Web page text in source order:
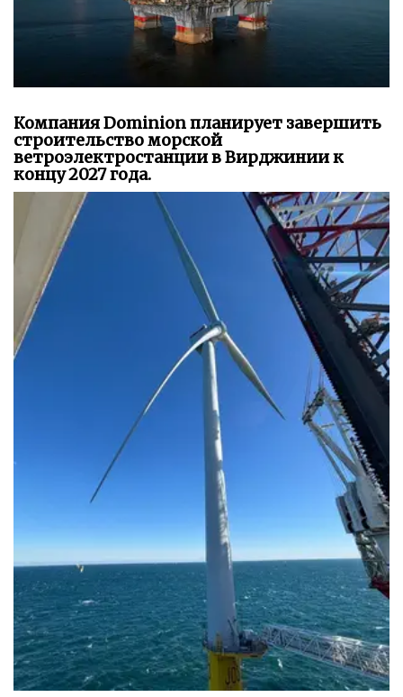
Компания Dominion планирует завершить
строительство морской
ветроэлектростанции в Вирджинии к
концу 2027 года.